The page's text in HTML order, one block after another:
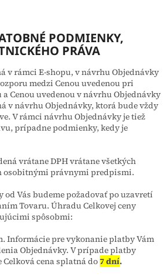
PODMIENKY,
PRÁVA
v rámci E-shopu, v návrhu Objednávky
medzi Cenou uvedenou pri
a Cenou uvedenou v návrhu Objednávky
v návrhu Objednávky, ktorá bude vždy
V rámci návrhu Objednávky je tiež
prípadne podmienky, kedy je
vrátane DPH vrátane všetkých
osobitnými právnymi predpismi.
od Vás budeme požadovať po uzavretí
Tovaru. Úhradu Celkovej ceny
spôsobmi:
Informácie pre vykonanie platby Vám
Objednávky. V prípade platby
cena splatná do7 dní.